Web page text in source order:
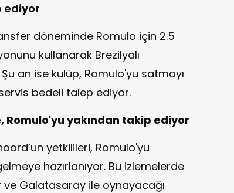
ediyor
döneminde Romulo için 2.5
kullanarak Brezilyalı
an ise kulüp, Romulo'yu satmayı
bedeli talep ediyor.
Romulo'yu yakından takip ediyor
yetkilileri, Romulo'yu
hazırlanıyor. Bu izlemelerde
ve Galatasaray ile oynayacağı